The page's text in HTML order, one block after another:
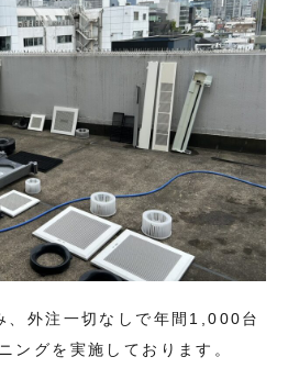
、外注一切なしで年間1,000台
ングを実施しております。